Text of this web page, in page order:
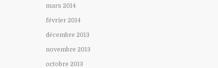
mars 2014
février 2014
décembre 2013
novembre 2013
octobre 2013